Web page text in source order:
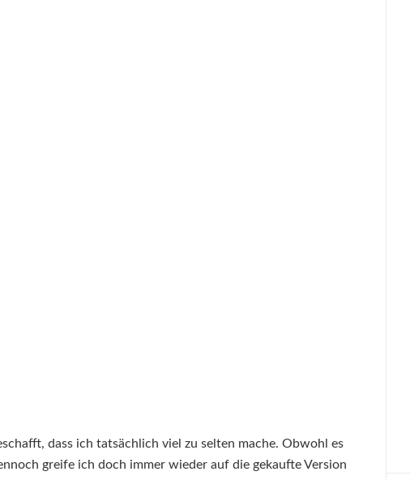
dass ich tatsächlich viel zu selten mache. Obwohl es
greife ich doch immer wieder auf die gekaufte Version